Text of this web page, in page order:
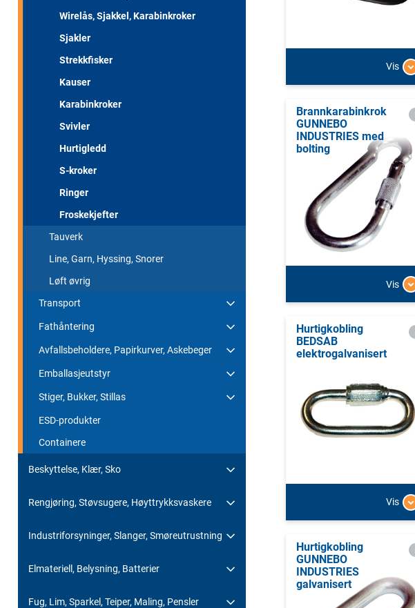
Wirelås, Sjakkel, Karabinkroker
Sjakler
Strekkfisker
Kauser
Karabinkroker
Svivler
Hurtigledd
S-kroker
Ringer
Froskekjefter
Tauverk
Line, Garn, Hyssing, Snorer
Løft øvrig
Transport
Fathåntering
Avfallsbeholdere, Papirkurver, Askebeger
Emballasjeutstyr
Stiger, Bukker, Stillas
ESD-produkter
Containere
Beskyttelse, Klær, Sko
Rengjøring, Støvsugere, Høyttrykksvaskere
Industriforsyninger, Slanger, Smøreutrustning
Elmateriell, Belysning, Batterier
Fug, Lim, Sparkel, Teiper, Maling, Pensler
Vis
Brannkarabinkrok
GUNNEBO
INDUSTRIES med
bolting
Vis
Hurtigkobling
BEDSAB
elektrogalvanisert
Vis
Hurtigkobling
GUNNEBO
INDUSTRIES
galvanisert